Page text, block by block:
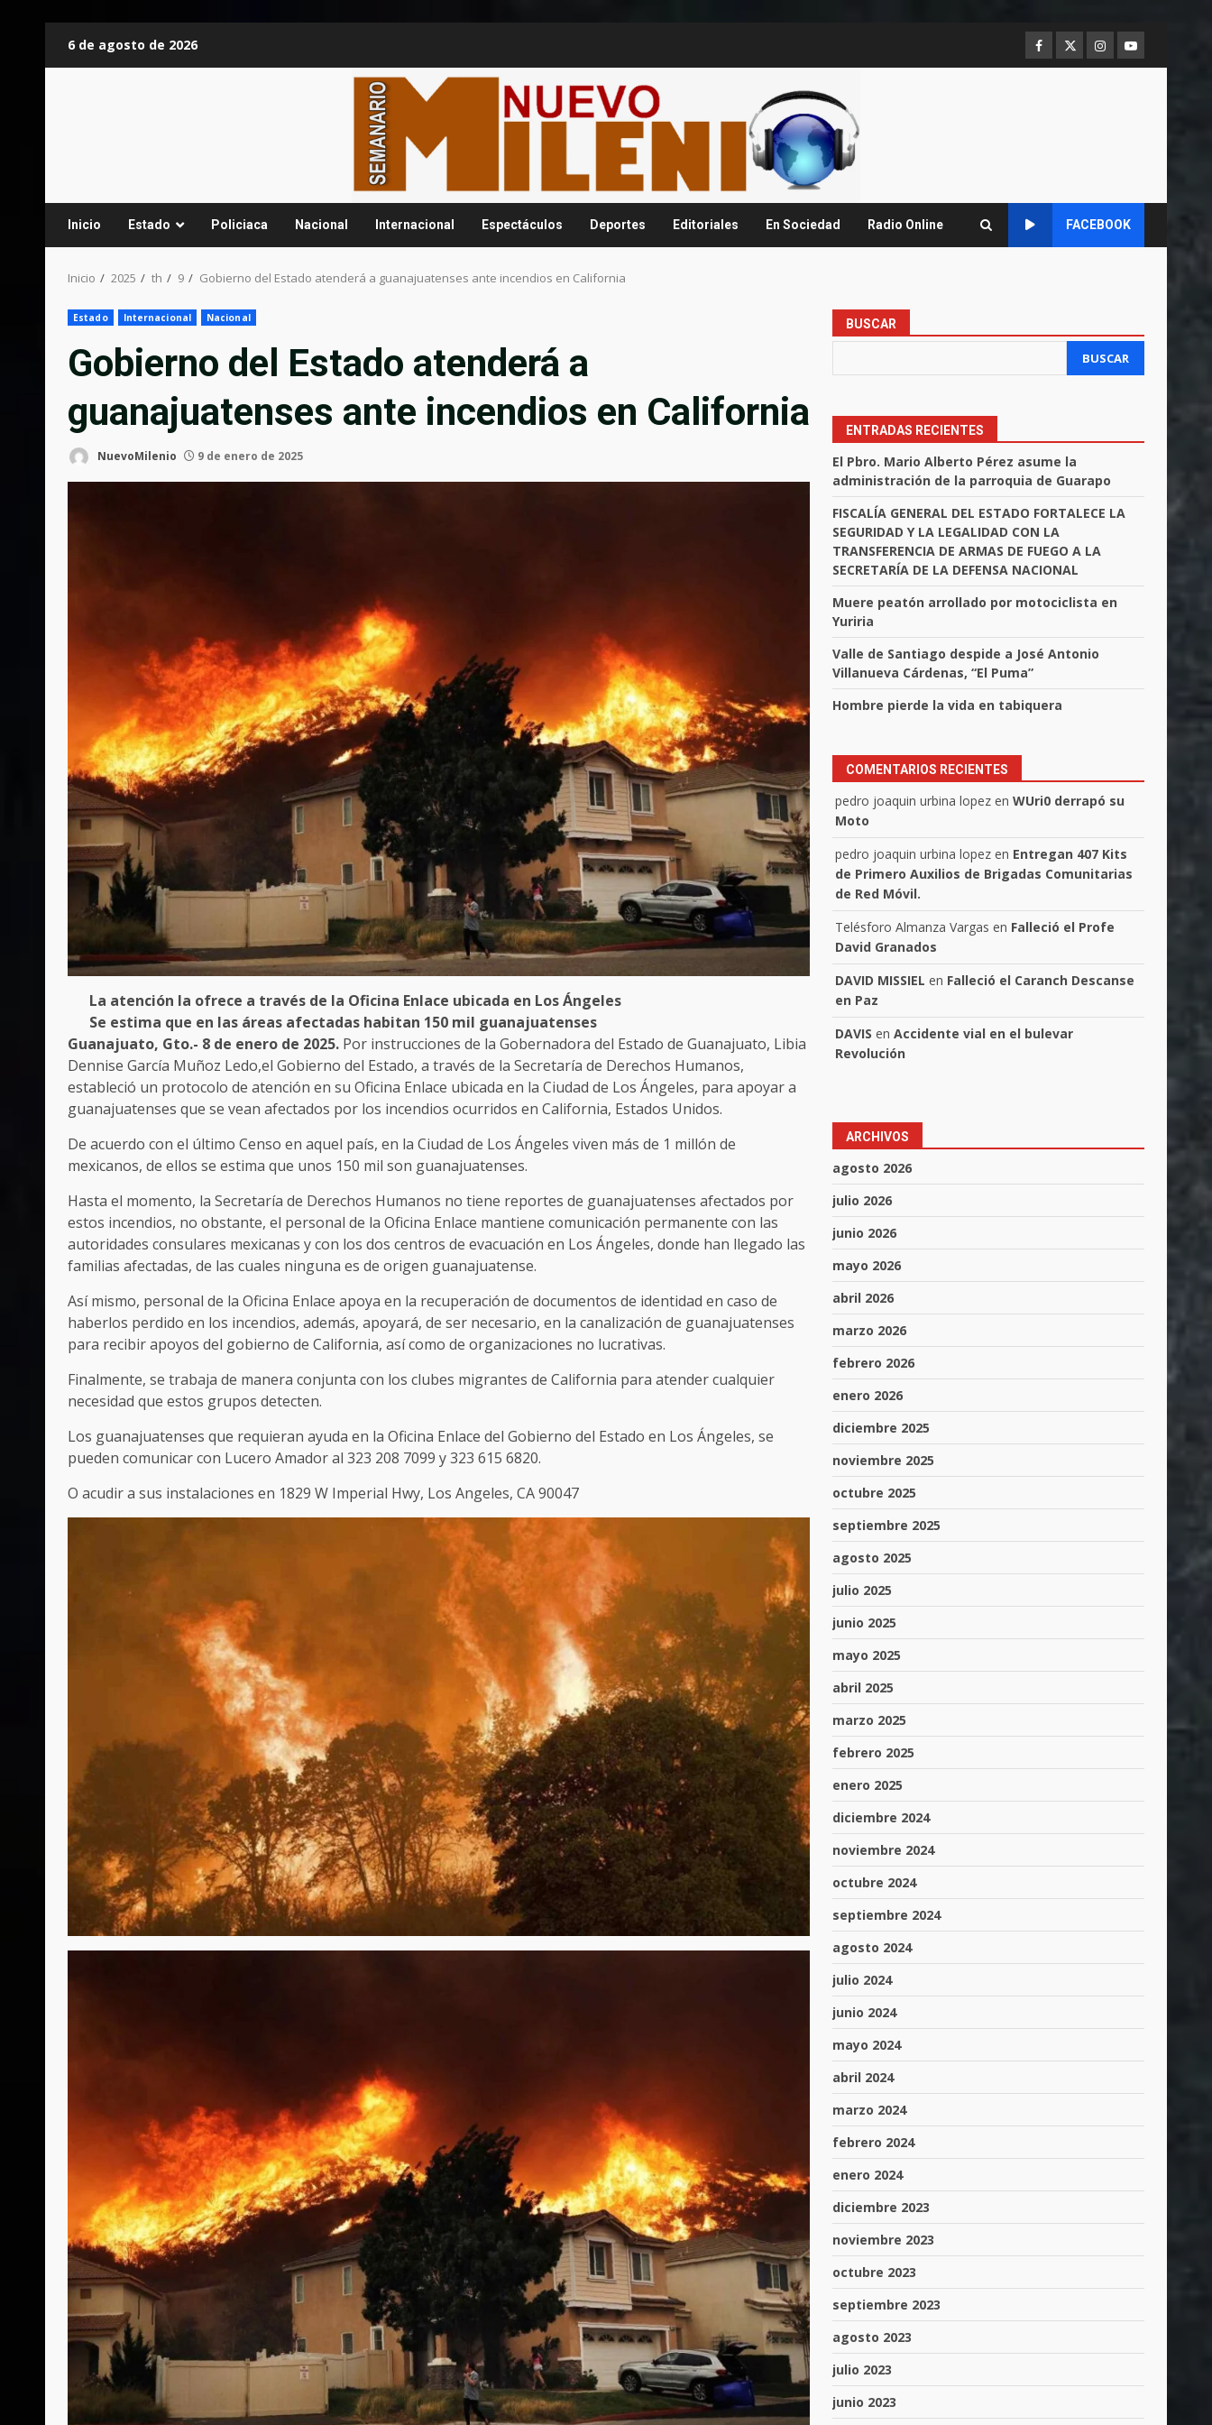
6 de agosto de 2026 Facebook
TwitterInstagram
Youtube
Inicio Estado Policiaca Nacional Internacional Espectáculos Deportes Editoriales En Sociedad Radio Online FACEBOOK
Inicio 2025 th 9 Gobierno del Estado atenderá a guanajuatenses ante incendios en California
Estado Internacional Nacional
Gobierno del Estado atenderá a
guanajuatenses ante incendios en California
NuevoMilenio 9 de enero de 2025
La atención la ofrece a través de la Oficina Enlace ubicada en Los Ángeles
Se estima que en las áreas afectadas habitan 150 mil guanajuatenses
Guanajuato, Gto.- 8 de enero de 2025. Por instrucciones de la Gobernadora del Estado de Guanajuato, Libia
Dennise García Muñoz Ledo,el Gobierno del Estado, a través de la Secretaría de Derechos Humanos,
estableció un protocolo de atención en su Oficina Enlace ubicada en la Ciudad de Los Ángeles, para apoyar a
guanajuatenses que se vean afectados por los incendios ocurridos en California, Estados Unidos.
De acuerdo con el último Censo en aquel país, en la Ciudad de Los Ángeles viven más de 1 millón de
mexicanos, de ellos se estima que unos 150 mil son guanajuatenses.
Hasta el momento, la Secretaría de Derechos Humanos no tiene reportes de guanajuatenses afectados por
estos incendios, no obstante, el personal de la Oficina Enlace mantiene comunicación permanente con las
autoridades consulares mexicanas y con los dos centros de evacuación en Los Ángeles, donde han llegado las
familias afectadas, de las cuales ninguna es de origen guanajuatense.
Así mismo, personal de la Oficina Enlace apoya en la recuperación de documentos de identidad en caso de
haberlos perdido en los incendios, además, apoyará, de ser necesario, en la canalización de guanajuatenses
para recibir apoyos del gobierno de California, así como de organizaciones no lucrativas.
Finalmente, se trabaja de manera conjunta con los clubes migrantes de California para atender cualquier
necesidad que estos grupos detecten.
Los guanajuatenses que requieran ayuda en la Oficina Enlace del Gobierno del Estado en Los Ángeles, se
pueden comunicar con Lucero Amador al 323 208 7099 y 323 615 6820.
O acudir a sus instalaciones en 1829 W Imperial Hwy, Los Angeles, CA 90047
BUSCAR
BUSCAR
ENTRADAS RECIENTES
El Pbro. Mario Alberto Pérez asume la
administración de la parroquia de Guarapo
FISCALÍA GENERAL DEL ESTADO FORTALECE LA
SEGURIDAD Y LA LEGALIDAD CON LA
TRANSFERENCIA DE ARMAS DE FUEGO A LA
SECRETARÍA DE LA DEFENSA NACIONAL
Muere peatón arrollado por motociclista en
Yuriria
Valle de Santiago despide a José Antonio
Villanueva Cárdenas, “El Puma”
Hombre pierde la vida en tabiquera
COMENTARIOS RECIENTES
pedro joaquin urbina lopez enWUri0 derrapó su
Moto
pedro joaquin urbina lopez en Entregan 407 Kits
de Primero Auxilios de Brigadas Comunitarias
de Red Móvil.
Telésforo Almanza Vargas en Falleció el Profe
David Granados
DAVID MISSIEL en Falleció el Caranch Descanse
en Paz
DAVIS enAccidente vial en el bulevar
Revolución
ARCHIVOS
agosto 2026
julio 2026
junio 2026
mayo 2026
abril 2026
marzo 2026
febrero 2026
enero 2026
diciembre 2025
noviembre 2025
octubre 2025
septiembre 2025
agosto 2025
julio 2025
junio 2025
mayo 2025
abril 2025
marzo 2025
febrero 2025
enero 2025
diciembre 2024
noviembre 2024
octubre 2024
septiembre 2024
agosto 2024
julio 2024
junio 2024
mayo 2024
abril 2024
marzo 2024
febrero 2024
enero 2024
diciembre 2023
noviembre 2023
octubre 2023
septiembre 2023
agosto 2023
julio 2023
junio 2023